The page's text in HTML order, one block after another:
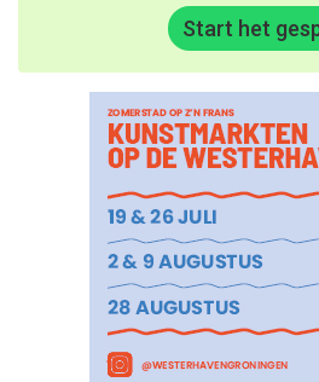
Start het